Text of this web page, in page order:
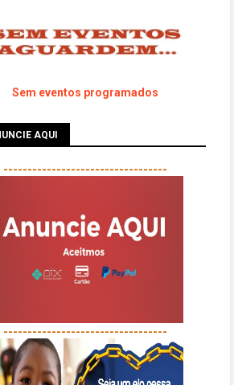
Sem eventos programados
AQUI
----------------------------------
----------------------------------